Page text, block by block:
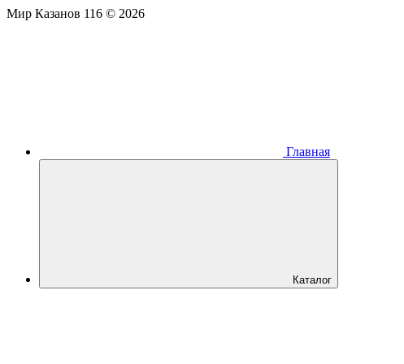
Мир Казанов 116 © 2026
Главная
Каталог